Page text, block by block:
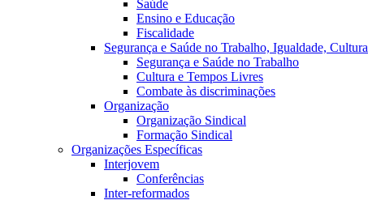
Saúde
Ensino e Educação
Fiscalidade
Segurança e Saúde no Trabalho, Igualdade, Cultura
Segurança e Saúde no Trabalho
Cultura e Tempos Livres
Combate às discriminações
Organização
Organização Sindical
Formação Sindical
Organizações Específicas
Interjovem
Conferências
Inter-reformados